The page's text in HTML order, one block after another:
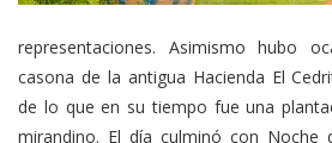
representaciones. Asimismo hubo
casona de la antigua Hacienda El
de lo que en su tiempo fue una
mirandino. El día culminó con